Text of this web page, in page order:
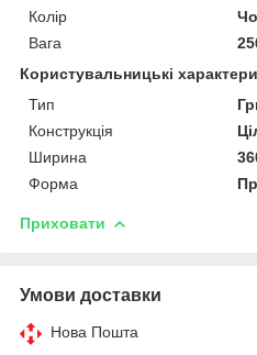
Колір
Вага
Користувальницькі
Тип
Конструкція
Ширина
Форма
Приховати
Умови доставки
Нова Пошта